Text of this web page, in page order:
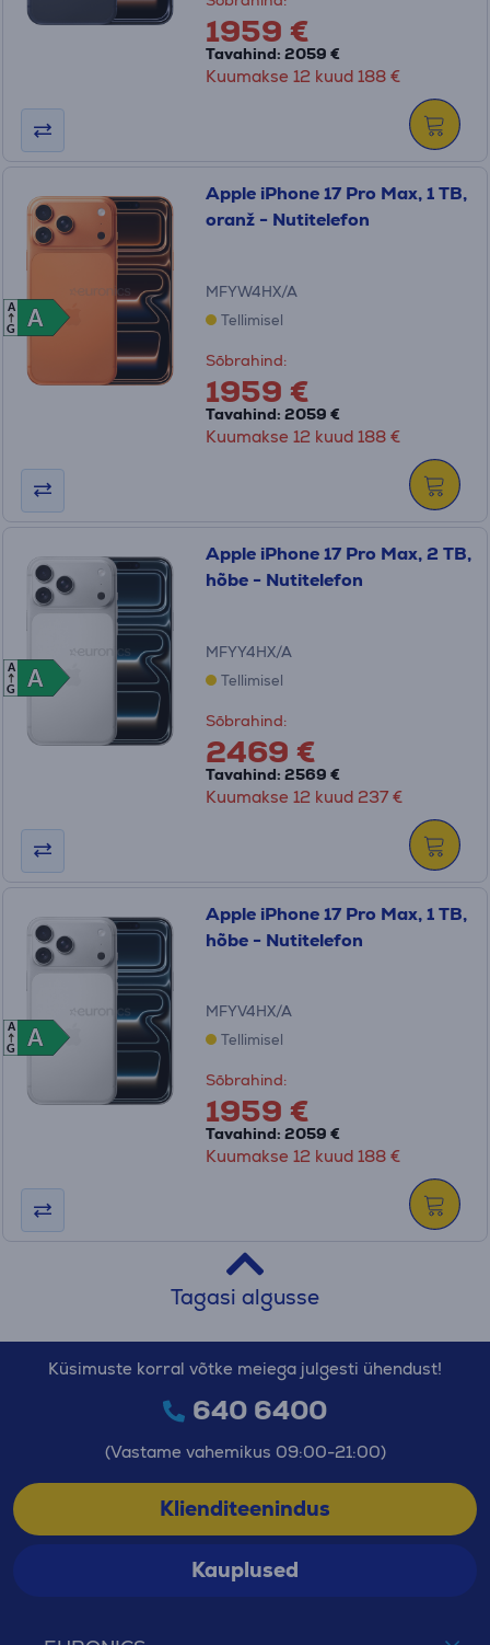
1959 €
Tavahind: 2059 €
Kuumakse 12 kuud 188 €
A
A
A
G
Apple iPhone 17 Pro Max, 1 TB,
oranž - Nutitelefon
MFYW4HX/A
Tellimisel
Sõbrahind:
1959 €
Tavahind: 2059 €
Kuumakse 12 kuud 188 €
A
A
A
G
Apple iPhone 17 Pro Max, 2 TB,
hõbe - Nutitelefon
MFYY4HX/A
Tellimisel
Sõbrahind:
2469 €
Tavahind: 2569 €
Kuumakse 12 kuud 237 €
A
A
A
G
Apple iPhone 17 Pro Max, 1 TB,
hõbe - Nutitelefon
MFYV4HX/A
Tellimisel
Sõbrahind:
1959 €
Tavahind: 2059 €
Kuumakse 12 kuud 188 €
Tagasi algusse
Küsimuste korral võtke meiega julgesti ühendust!
640 6400
(Vastame vahemikus 09:00-21:00)
Klienditeenindus
Kauplused